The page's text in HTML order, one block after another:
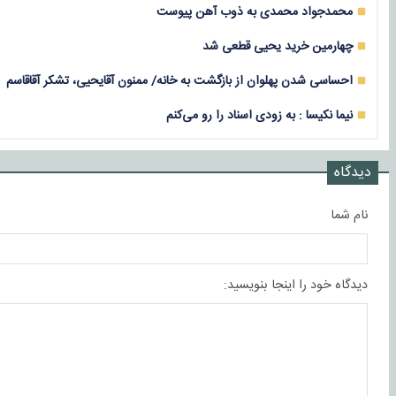
محمدجواد محمدی به ذوب آهن پیوست
چهارمین خرید یحیی قطعی شد
احساسی شدن پهلوان از بازگشت به خانه/ ممنون آقایحیی، تشکر آقاقاسم
نیما نکیسا : به زودی اسناد را رو می‌کنم
دیدگاه
نام شما
دیدگاه خود را اینجا بنویسید: